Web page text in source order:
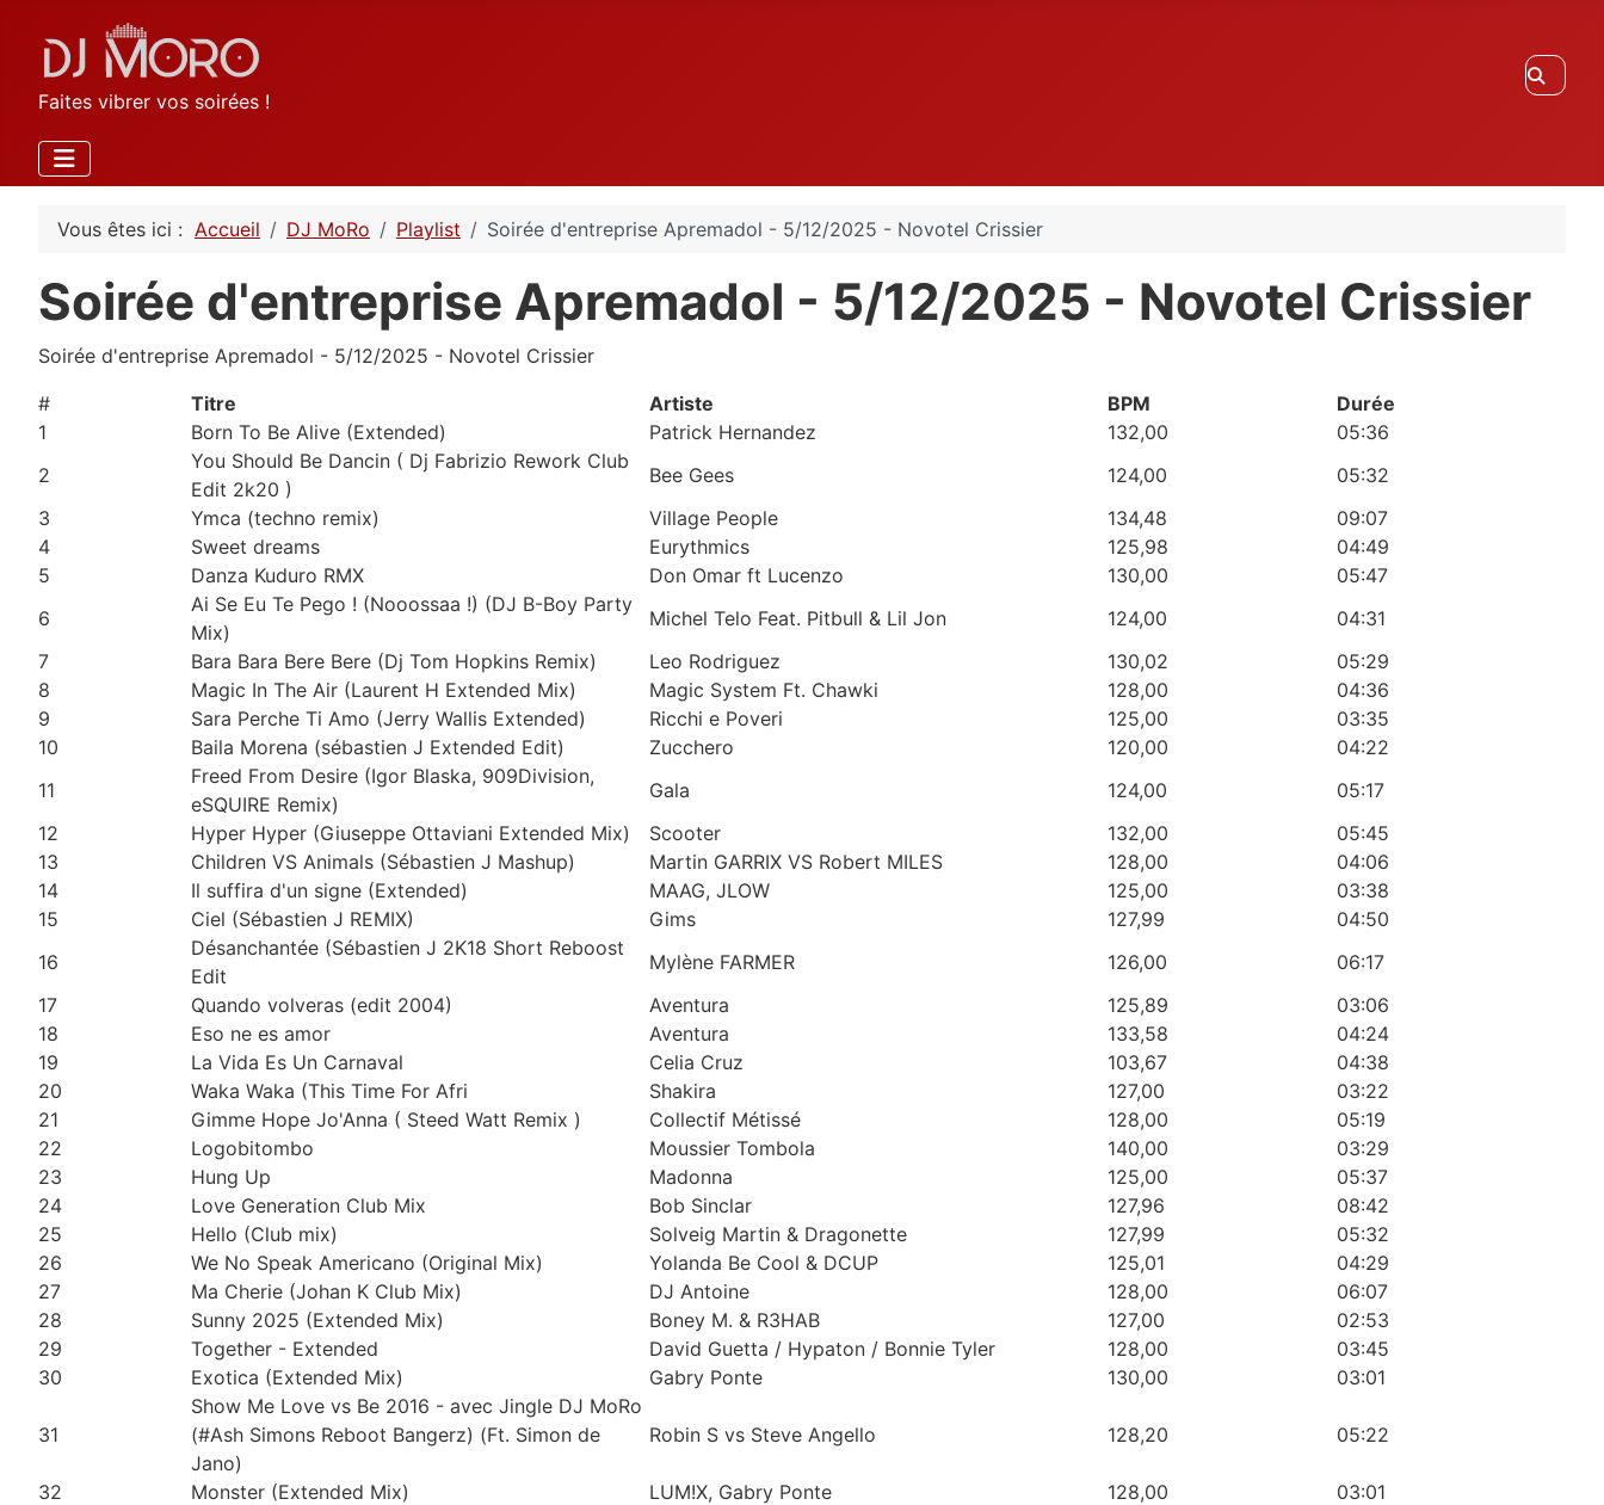
Faites vibrer vos soirées !
Vous êtes ici : Accueil DJ MoRo Playlist Soirée d'entreprise Apremadol - 5/12/2025 - Novotel Crissier
Soirée d'entreprise Apremadol - 5/12/2025 - Novotel Crissier
Soirée d'entreprise Apremadol - 5/12/2025 - Novotel Crissier
#
Titre Artiste BPM
Durée
1
Born To Be Alive (Extended) Patrick Hernandez 132,00
05:36
2
You Should Be Dancin ( Dj Fabrizio Rework Club
Edit 2k20 )
Bee Gees 124,00
05:32
3
Ymca (techno remix) Village People 134,48
09:07
4
Sweet dreams Eurythmics 125,98
04:49
5
Danza Kuduro RMX Don Omar ft Lucenzo 130,00
05:47
6
Ai Se Eu Te Pego ! (Nooossaa !) (DJ B-Boy Party
Mix)
Michel Telo Feat. Pitbull & Lil Jon 124,00
04:31
7
Bara Bara Bere Bere (Dj Tom Hopkins Remix) Leo Rodriguez 130,02
05:29
8
Magic In The Air (Laurent H Extended Mix) Magic System Ft. Chawki 128,00
04:36
9
Sara Perche Ti Amo (Jerry Wallis Extended) Ricchi e Poveri 125,00
03:35
10
Baila Morena (sébastien J Extended Edit) Zucchero 120,00
04:22
11
Freed From Desire (Igor Blaska, 909Division,
eSQUIRE Remix)
Gala 124,00
05:17
12
Hyper Hyper (Giuseppe Ottaviani Extended Mix) Scooter 132,00
05:45
13
Children VS Animals (Sébastien J Mashup) Martin GARRIX VS Robert MILES 128,00
04:06
14
Il suffira d'un signe (Extended) MAAG, JLOW 125,00
03:38
15
Ciel (Sébastien J REMIX) Gims 127,99
04:50
16
Désanchantée (Sébastien J 2K18 Short Reboost
Edit
Mylène FARMER 126,00
06:17
17
Quando volveras (edit 2004) Aventura 125,89
03:06
18
Eso ne es amor Aventura 133,58
04:24
19
La Vida Es Un Carnaval Celia Cruz 103,67
04:38
20
Waka Waka (This Time For Afri Shakira 127,00
03:22
21
Gimme Hope Jo'Anna ( Steed Watt Remix ) Collectif Métissé 128,00
05:19
22
Logobitombo Moussier Tombola 140,00
03:29
23
Hung Up Madonna 125,00
05:37
24
Love Generation Club Mix Bob Sinclar 127,96
08:42
25
Hello (Club mix) Solveig Martin & Dragonette 127,99
05:32
26
We No Speak Americano (Original Mix) Yolanda Be Cool & DCUP 125,01
04:29
27
Ma Cherie (Johan K Club Mix) DJ Antoine 128,00
06:07
28
Sunny 2025 (Extended Mix) Boney M. & R3HAB 127,00
02:53
29
Together - Extended David Guetta / Hypaton / Bonnie Tyler 128,00
03:45
30
Exotica (Extended Mix) Gabry Ponte 130,00 03:01
31
Show Me Love vs Be 2016 - avec Jingle DJ MoRo
(#Ash Simons Reboot Bangerz) (Ft. Simon de
Jano)
Robin S vs Steve Angello 128,20 05:22
32 Monster (Extended Mix) LUM!X, Gabry Ponte 128,00
03:01